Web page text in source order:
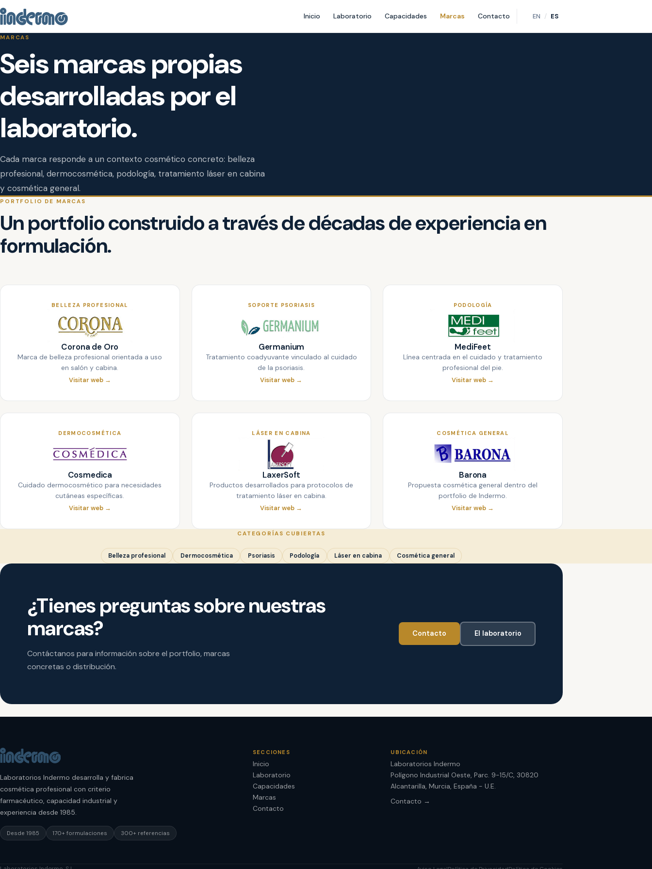
Inicio Laboratorio Capacidades Marcas Contacto EN / ES
MARCAS
Seis marcas propias
desarrolladas por el
laboratorio.
Cada marca responde a un contexto cosmético concreto: belleza
profesional, dermocosmética, podología, tratamiento láser en cabina
y cosmética general.
PORTFOLIO DE MARCAS
Un portfolio construido a través de décadas de experiencia en
formulación.
BELLEZA PROFESIONAL
Corona de Oro
Marca de belleza profesional orientada a uso
en salón y cabina.
Visitar web →
SOPORTE PSORIASIS
Germanium
Tratamiento coadyuvante vinculado al cuidado
de la psoriasis.
Visitar web →
PODOLOGÍA
MediFeet
Línea centrada en el cuidado y tratamiento
profesional del pie.
Visitar web →
DERMOCOSMÉTICA
Cosmedica
Cuidado dermocosmético para necesidades
cutáneas específicas.
Visitar web →
LÁSER EN CABINA
LaxerSoft
Productos desarrollados para protocolos de
tratamiento láser en cabina.
Visitar web →
COSMÉTICA GENERAL
Barona
Propuesta cosmética general dentro del
portfolio de Indermo.
Visitar web →
CATEGORÍAS CUBIERTAS
Belleza profesional Dermocosmética Psoriasis Podología Láser en cabina Cosmética general
¿Tienes preguntas sobre nuestras
marcas?
Contáctanos para información sobre el portfolio, marcas
concretas o distribución.
Contacto El laboratorio
Laboratorios Indermo desarrolla y fabrica
cosmética profesional con criterio
farmacéutico, capacidad industrial y
experiencia desde 1985.
Desde 1985 170+ formulaciones 300+ referencias
SECCIONES
Inicio
Laboratorio
Capacidades
Marcas
Contacto
UBICACIÓN
Laboratorios Indermo
Polígono Industrial Oeste, Parc. 9-15/C, 30820
Alcantarilla, Murcia, España - U.E.
Contacto →